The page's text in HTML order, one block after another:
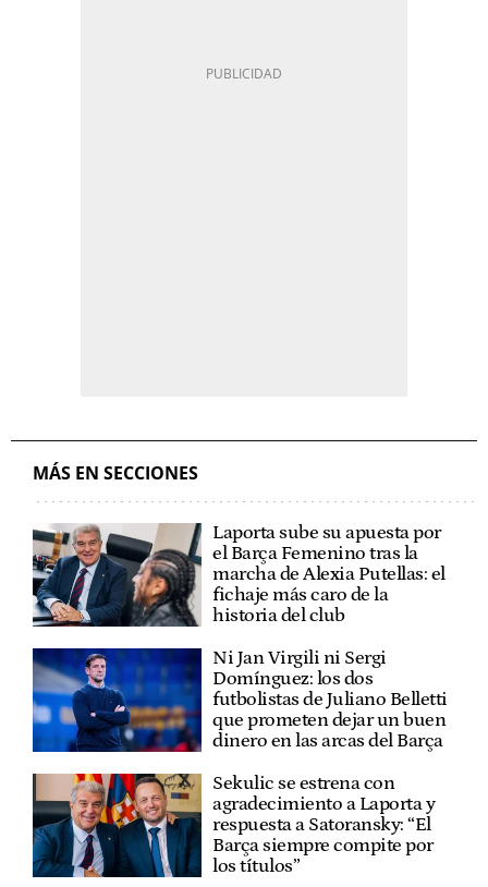
MÁS EN SECCIONES
Laporta sube su apuesta por
el Barça Femenino tras la
marcha de Alexia Putellas: el
fichaje más caro de la
historia del club
Ni Jan Virgili ni Sergi
Domínguez: los dos
futbolistas de Juliano Belletti
que prometen dejar un buen
dinero en las arcas del Barça
Sekulic se estrena con
agradecimiento a Laporta y
respuesta a Satoransky: “El
Barça siempre compite por
los títulos”